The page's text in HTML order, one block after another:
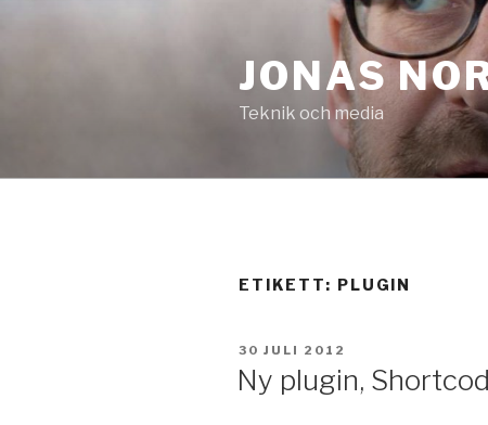
JONAS
Teknik och media
ETIKETT: PLUGIN
PUBLICERAT
30 JULI 2012
Ny plugin,